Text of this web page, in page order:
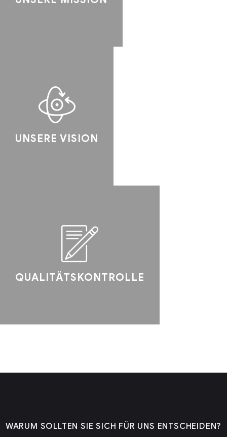
UNSERE VISION
QUALITÄTSKONTROLLE
WARUM SOLLTEN SIE SICH FÜR UNS ENTSCHEIDEN?